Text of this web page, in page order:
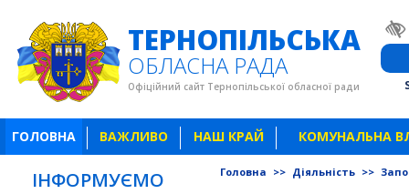
ТЕРНОПІЛЬСЬКА
ОБЛАСНА РАДА
Офіційний сайт Тернопільської обласної ради
ГОЛОВНА ВАЖЛИВО НАШ КРАЙ КОМУНАЛЬНА
ІНФОРМУЄМО Головна >> Діяльність >>